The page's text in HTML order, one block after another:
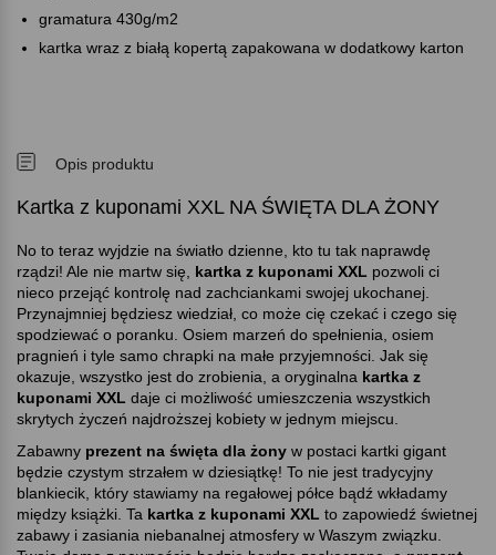
gramatura 430g/m2
kartka wraz z białą kopertą zapakowana w dodatkowy karton
Opis produktu
Kartka z kuponami XXL NA ŚWIĘTA DLA ŻONY
No to teraz wyjdzie na światło dzienne, kto tu tak naprawdę
rządzi! Ale nie martw się, kartka z kuponami XXL pozwoli ci
nieco przejąć kontrolę nad zachciankami swojej ukochanej.
Przynajmniej będziesz wiedział, co może cię czekać i czego się
spodziewać o poranku. Osiem marzeń do spełnienia, osiem
pragnień i tyle samo chrapki na małe przyjemności. Jak się
okazuje, wszystko jest do zrobienia, a oryginalna kartka z
kuponami XXL daje ci możliwość umieszczenia wszystkich
skrytych życzeń najdroższej kobiety w jednym miejscu.
Zabawny prezent na święta dla żony w postaci kartki gigant
będzie czystym strzałem w dziesiątkę! To nie jest tradycyjny
blankiecik, który stawiamy na regałowej półce bądź wkładamy
między książki. Ta kartka z kuponami XXL to zapowiedź świetnej
zabawy i zasiania niebanalnej atmosfery w Waszym związku.